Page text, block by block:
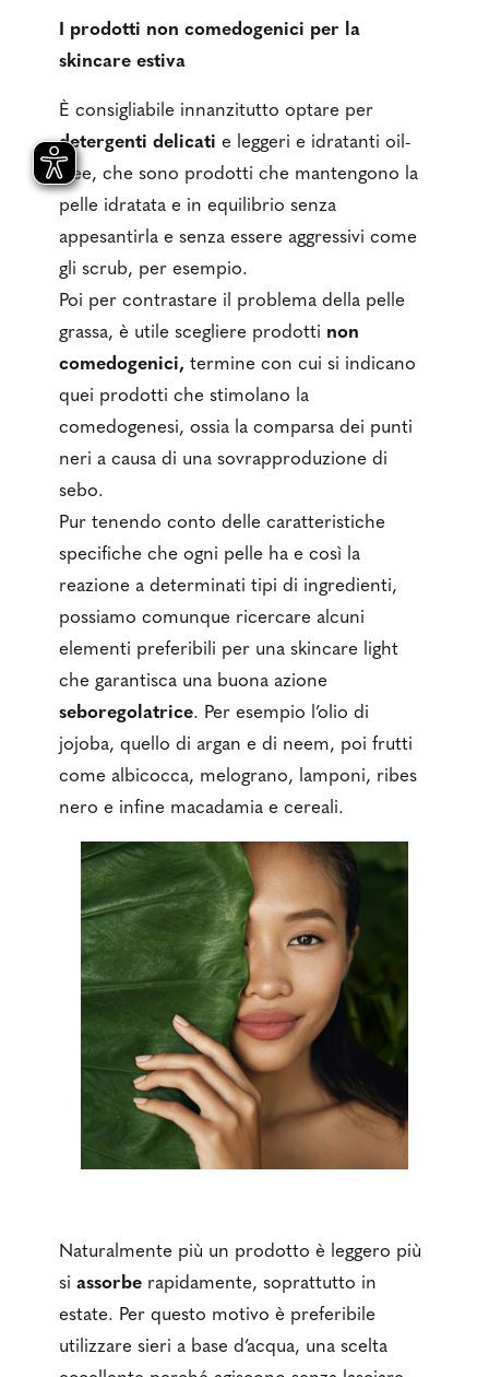
I prodotti non comedogenici per la
skincare estiva
È consigliabile innanzitutto optare per
detergenti delicati e leggeri e idratanti oil-
free, che sono prodotti che mantengono la
pelle idratata e in equilibrio senza
appesantirla e senza essere aggressivi come
gli scrub, per esempio.
Poi per contrastare il problema della pelle
grassa, è utile scegliere prodotti non
comedogenici, termine con cui si indicano
quei prodotti che stimolano la
comedogenesi, ossia la comparsa dei punti
neri a causa di una sovrapproduzione di
sebo.
Pur tenendo conto delle caratteristiche
specifiche che ogni pelle ha e così la
reazione a determinati tipi di ingredienti,
possiamo comunque ricercare alcuni
elementi preferibili per una skincare light
che garantisca una buona azione
seboregolatrice. Per esempio l’olio di
jojoba, quello di argan e di neem, poi frutti
come albicocca, melograno, lamponi, ribes
nero e infine macadamia e cereali.
Naturalmente più un prodotto è leggero più
siassorbe rapidamente, soprattutto in
estate. Per questo motivo è preferibile
utilizzare sieri a base d’acqua, una scelta